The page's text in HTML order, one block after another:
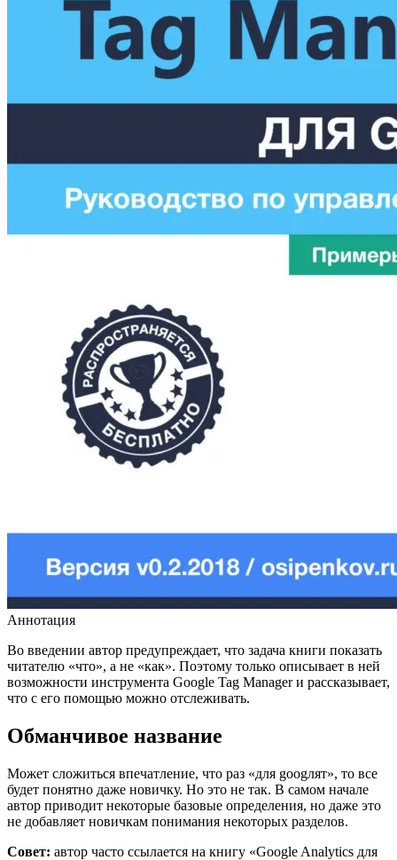
Аннотация
Во введении автор предупреждает, что задача книги показать
читателю «что», а не «как». Поэтому только описывает в ней
возможности инструмента Google Tag Manager и рассказывает,
что с его помощью можно отслеживать.
Обманчивое название
Может сложиться впечатление, что раз «для googлят», то все
будет понятно даже новичку. Но это не так. В самом начале
автор приводит некоторые базовые определения, но даже это
не добавляет новичкам понимания некоторых разделов.
Совет: автор часто ссылается на книгу «Google Analytics для